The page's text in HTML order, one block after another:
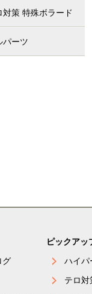
策 特殊ボラード
パーツ
グ
ピックアッ
ハイパ
テロ対